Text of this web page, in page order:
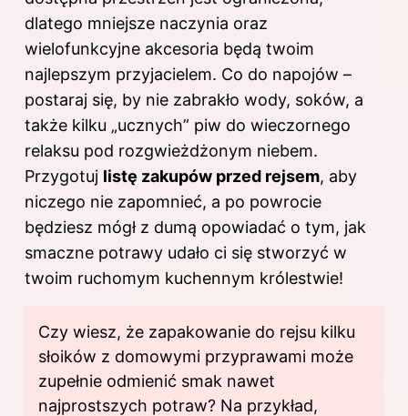
dlatego mniejsze naczynia oraz
wielofunkcyjne akcesoria będą twoim
najlepszym przyjacielem. Co do napojów –
postaraj się, by nie zabrakło wody, soków, a
także kilku „ucznych” piw do wieczornego
relaksu pod rozgwieżdżonym niebem.
Przygotuj listę zakupów przed rejsem, aby
niczego nie zapomnieć, a po powrocie
będziesz mógł z dumą opowiadać o tym, jak
smaczne potrawy udało ci się stworzyć w
twoim ruchomym kuchennym królestwie!
Czy wiesz, że zapakowanie do rejsu kilku
słoików z domowymi przyprawami może
zupełnie odmienić smak nawet
najprostszych potraw? Na przykład,